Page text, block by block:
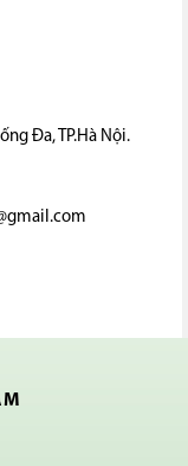
Đa, TP.Hà Nội.